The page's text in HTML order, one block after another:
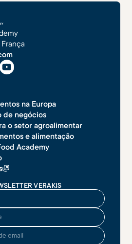
França
na Europa
de negócios
o setor agroalimentar
e alimentação
Academy
VERAKIS
email